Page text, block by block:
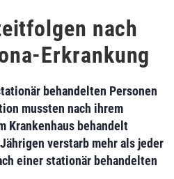
nach
Erkrankung
behandelten Personen
mussten nach ihrem
Krankenhaus behandelt
verstarb mehr als jeder
einer stationär behandelten